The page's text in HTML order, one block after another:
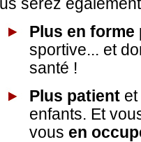
serez
Plus en forme
sportive... et
santé !
Plus patient
enfants. Et
vous en